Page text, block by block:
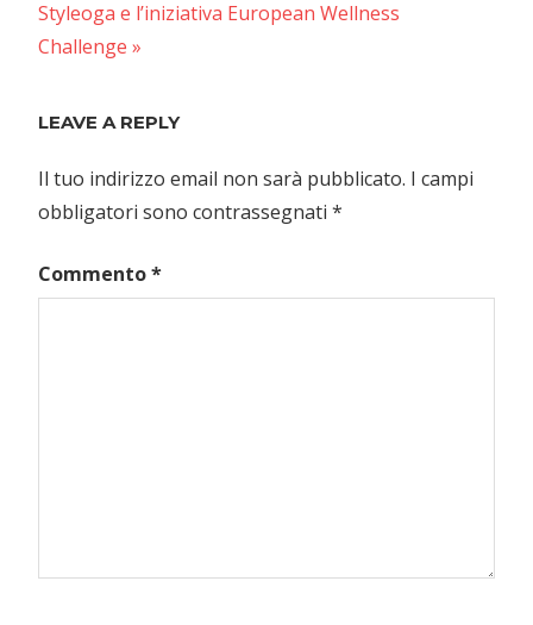
Next
Post:
Styleoga e l’iniziativa European Wellness
Challenge
LEAVE A REPLY
Il tuo indirizzo email non sarà pubblicato. I campi
obbligatori sono contrassegnati *
Commento*